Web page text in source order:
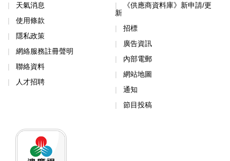
天氣消息
使用條款
隱私政策
網絡服務註冊聲明
聯絡資料
人才招聘
《供應商資料庫》新申請/更
新
招標
廣告資訊
內部電郵
網站地圖
通知
節目投稿